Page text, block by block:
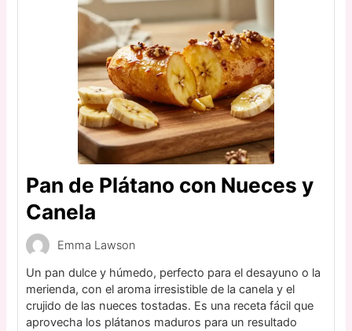
Pan de Plátano con Nueces y
Canela
Emma Lawson
Un pan dulce y húmedo, perfecto para el desayuno o la
merienda, con el aroma irresistible de la canela y el
crujido de las nueces tostadas. Es una receta fácil que
aprovecha los plátanos maduros para un resultado